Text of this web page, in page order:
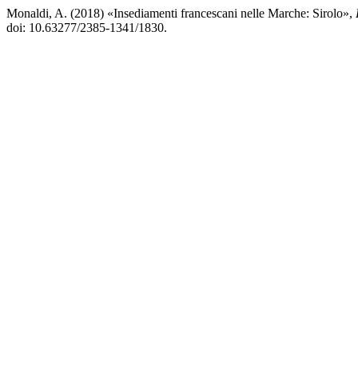
Monaldi, A. (2018) «Insediamenti francescani nelle Marche: Sirolo»,
doi: 10.63277/2385-1341/1830.